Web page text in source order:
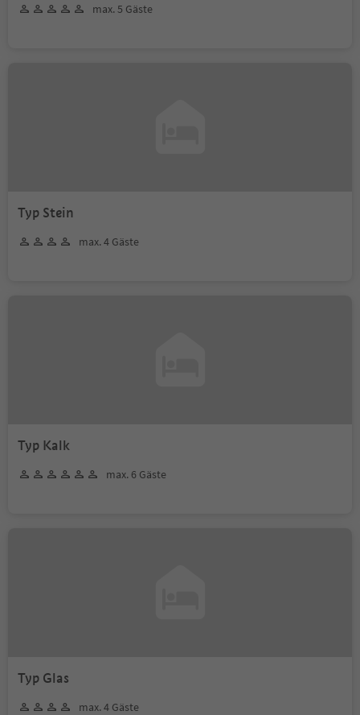
max. 5 Gäste
Typ Stein
max. 4 Gäste
Typ Kalk
max. 6 Gäste
Typ Glas
max. 4 Gäste